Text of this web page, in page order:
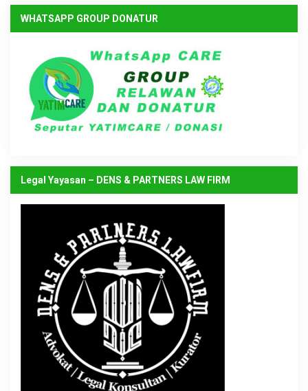
WHATSAPP GROUP DONATUR
Legal Yayasan – DENS & PARTNERS LAW FIRM